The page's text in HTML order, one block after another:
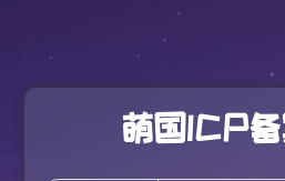
萌国ICP